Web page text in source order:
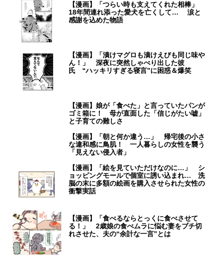
【漫画】「つらい時も支えてくれた相棒」
18年間連れ添った愛犬を亡くして… 涙と
感謝を込めた物語
【漫画】「漬けマグロも漬けえびも同じ味や
ん！」 深夜に突然しゃべり出した彼
氏 “ハッキリすぎる寝言”に困惑＆爆笑
【漫画】娘が「食べた」と言っていたパンが
ゴミ箱に！ 母が直面した「信じがたい嘘」
と子育ての難しさ
【漫画】「朝と何か違う…」 帰宅後の小さ
な違和感に鳥肌！ 一人暮らしの女性を襲う
「見えない侵入者」
【漫画】「絵を見ていただけなのに…」 シ
ョッピングモールで個室に誘い込まれ… 洗
脳の末に多額の絵画を購入させられた女性の
衝撃実話
【漫画】「食べるならとっくに食べさせて
る！」 2歳娘の食べムラに悩む妻をブチ切
れさせた、夫の“余計な一言”とは